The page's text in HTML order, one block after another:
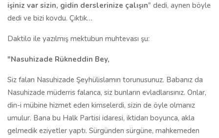
işiniz var sizin, gidin derslerinize çalışın" dedi, aynen böyle
dedi ve bizi kovdu. Çıktık…
Daktilo ile yazılmış mektubun muhtevası şu:
"Nasuhizade Rükneddin Bey,
Siz falan Nasuhizade Şeyhülislamın torunusunuz. Babanız da
Nasuhizade müderris falanca, siz bunların evladlarısınız. Onlar,
din-i mübine hizmet eden kimselerdi, sizin de öyle olmanız
umulur. Bana bu Halk Partisi idaresi, iktidarı boyunca, akla
gelmedik eziyetler yaptı. Sürgünden sürgüne, mahkemeden